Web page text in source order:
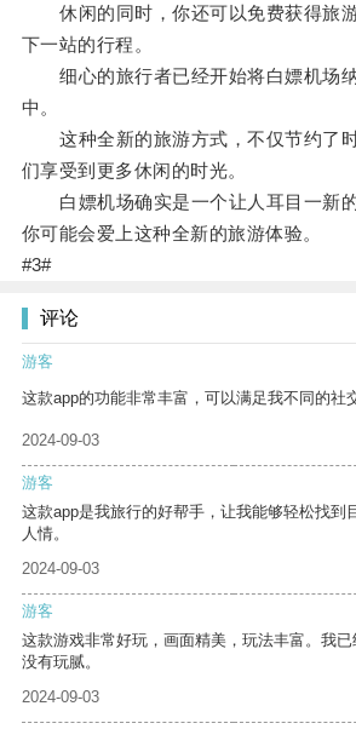
休闲的同时，你还可以免费获得旅游
下一站的行程。
细心的旅行者已经开始将白嫖机场纳
中。
这种全新的旅游方式，不仅节约了时
们享受到更多休闲的时光。
白嫖机场确实是一个让人耳目一新的
你可能会爱上这种全新的旅游体验。
#3#
评论
游客
这款app的功能非常丰富，可以满足我不同的社
2024-09-03
游客
这款app是我旅行的好帮手，让我能够轻松找到
人情。
2024-09-03
游客
这款游戏非常好玩，画面精美，玩法丰富。我
没有玩腻。
2024-09-03